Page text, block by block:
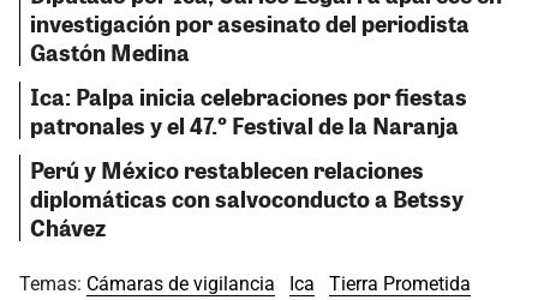
investigación por asesinato del periodista
Gastón Medina
Ica: Palpa inicia celebraciones por fiestas
patronales y el 47.º Festival de la Naranja
Perú y México restablecen relaciones
diplomáticas con salvoconducto a Betssy
Chávez
Temas: Cámaras de vigilancia Ica Tierra Prometida